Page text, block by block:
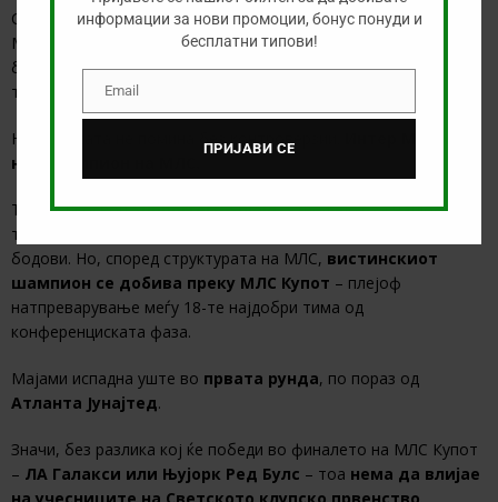
Со оваа покана, доколку остане во добра форма, Лионел
Меси – можеби најголемиот фудбалер на сите времиња – ќе
биде дел од премиерното издание на новиот, проширен
турнир.
Но, одлуката не помина без контроверзии.
не е шампион на МЛС.
Тимот ја освоиSupporters’ Shield– трофејот за најдобар
тим во регуларната сезона – поставувајќи нов рекорд со 74
бодови. Но, според структурата на МЛС, вистинскиот
шампион се добива преку МЛС Купот – плејоф
натпреварување меѓу 18-те најдобри тима од
конференциската фаза.
Мајами испадна уште во првата рунда, по пораз од
Атланта Јунајтед.
Значи, без разлика кој ќе победи во финалето на МЛС Купот
– ЛА Галакси или Њујорк Ред Булс – тоа нема да влијае
информации за нови промоции, бонус понуди и
бесплатни типови!
EmailEmail
ПРИЈАВИ СЕ